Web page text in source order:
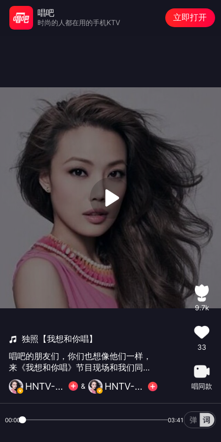
独照【我想和你唱】
唱吧的朋友们，你们也想像他们一样，
来《我想和你唱》节目现场和我们同台
演出吗？很简单，参与活动和我们视频
合唱就可以~期待你们的好声音！
HNTV-容祖儿 & HNTV-容祖儿
9.7k
33
唱同款
00:00 03:41
唱吧
时尚的人都在用的手机KTV
立即打开